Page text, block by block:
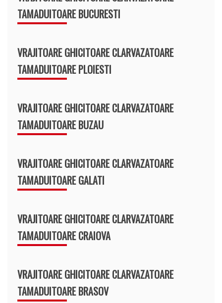
TAMADUITOARE BUCURESTI
VRAJITOARE GHICITOARE CLARVAZATOARE
TAMADUITOARE PLOIESTI
VRAJITOARE GHICITOARE CLARVAZATOARE
TAMADUITOARE BUZAU
VRAJITOARE GHICITOARE CLARVAZATOARE
TAMADUITOARE GALATI
VRAJITOARE GHICITOARE CLARVAZATOARE
TAMADUITOARE CRAIOVA
VRAJITOARE GHICITOARE CLARVAZATOARE
TAMADUITOARE BRASOV